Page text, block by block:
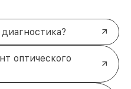
оптического